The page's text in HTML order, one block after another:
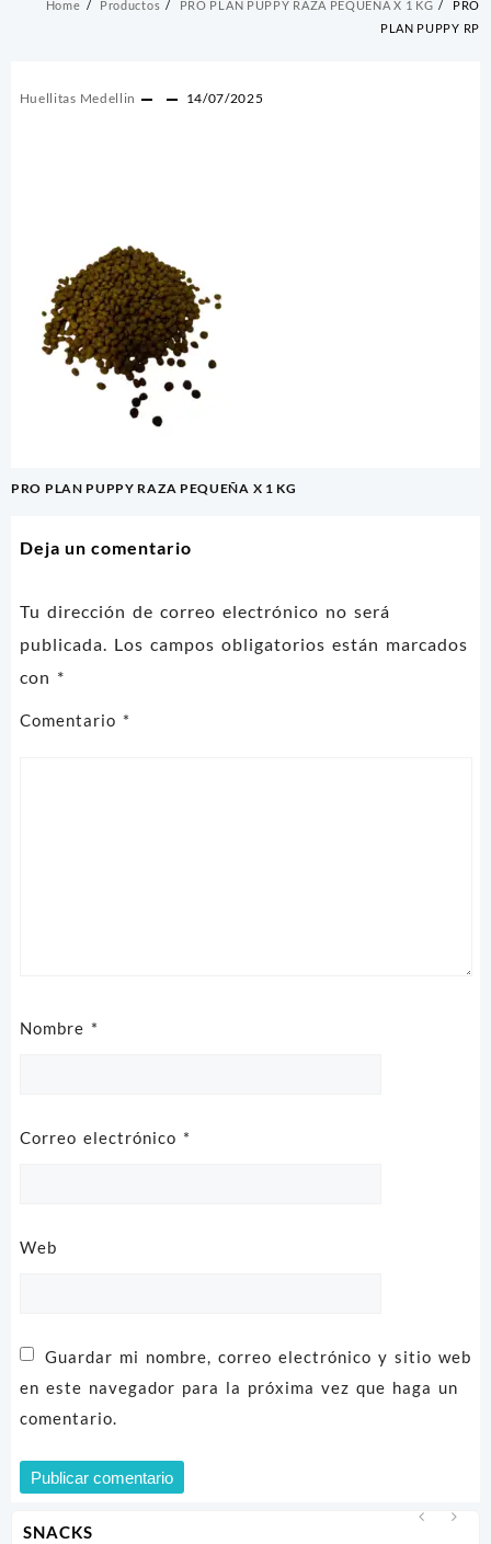
SNACKS
Home Productos PRO PLAN PUPPY RAZA PEQUEÑA X 1 KG
PRO
PLAN PUPPY RP
Huellitas Medellin 14/07/2025
Navegación
PRO PLAN PUPPY RAZA PEQUEÑA X 1 KG
Deja un comentario
Tu dirección de correo electrónico no será
publicada. Los campos obligatorios están marcados
con *
Comentario *
Nombre *
Correo electrónico *
Web
Guardar mi nombre, correo electrónico y sitio web
en este navegador para la próxima vez que haga un
comentario.